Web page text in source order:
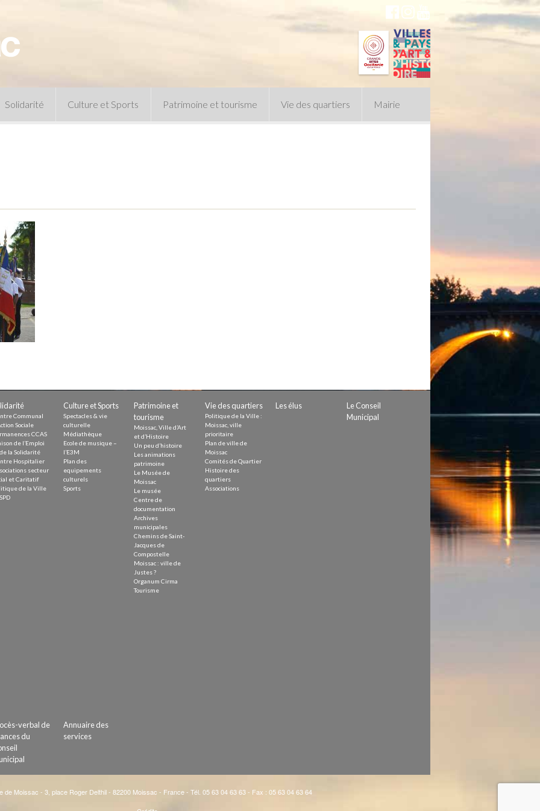
durable
Solidarité
CLSPD
Violences intrafamiliales
Culture et Sports Patrimoine et tourisme
Le musée
Vie des quartiers Mairie
Communal
Sociale
CCAS
de l’Emploi
la Solidarité
Hospitalier
secteur
et Caritatif
de la Ville
Culture et Sports
Spectacles & vie
culturelle
Médiathèque
Ecole de musique –
l’E3M
Plan des
equipements
culturels
Sports
Patrimoine et
tourisme
Moissac, Ville d’Art
et d’Histoire
Un peu d’histoire
Les animations
patrimoine
Le Musée de
Moissac
Le musée
Centre de
documentation
Archives
municipales
Chemins de Saint-
Jacques de
Compostelle
Moissac : ville de
Justes ?
Organum Cirma
Tourisme
Vie des quartiers
Politique de la Ville :
Moissac, ville
prioritaire
Plan de ville de
Moissac
Comités de Quartier
Histoire des
quartiers
Associations
Les élus
Le Conseil
Municipal
verbal de
du
Annuaire des
services
de Moissac - 3, place Roger Delthil - 82200 Moissac - France - Tél. 05 63 04 63 63 - Fax : 05 63 04 63 64